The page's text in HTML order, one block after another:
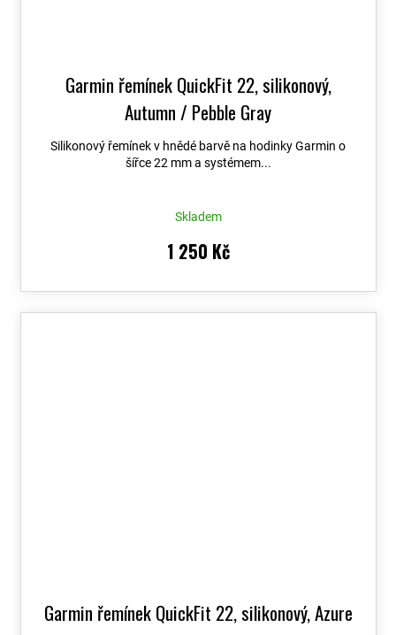
Garmin řemínek QuickFit 22, silikonový,
Autumn / Pebble Gray
Silikonový řemínek v hnědé barvě na hodinky Garmin o
šířce 22 mm a systémem...
Skladem
1 250 Kč
Garmin řemínek QuickFit 22, silikonový, Azure